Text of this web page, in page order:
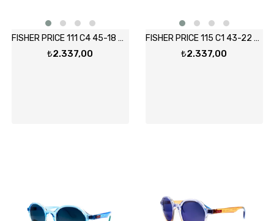
FISHER PRICE 111 C4 45-18 Güneş Gözlüğü
₺2.337,00
FISHER PRICE 115 C1 43-22 Güneş Gözlüğü
₺2.337,00